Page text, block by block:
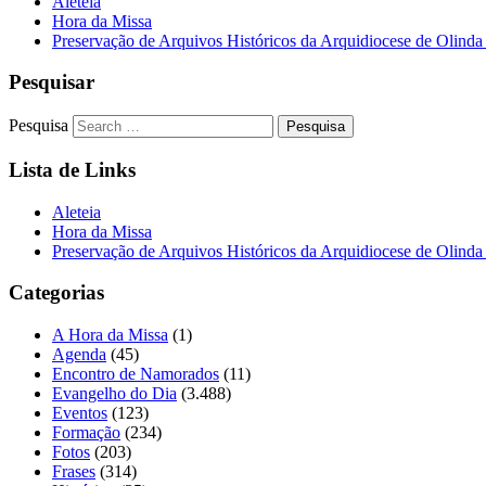
Hora da Missa
Preservação de Arquivos Históricos da Arquidiocese de
Pesquisar
Pesquisa
Lista de Links
Aleteia
Hora da Missa
Preservação de Arquivos Históricos da Arquidiocese de
Categorias
A Hora da Missa (1)
Agenda (45)
Encontro de Namorados (11)
Evangelho do Dia (3.488)
Eventos (123)
Formação (234)
Fotos (203)
Frases (314)